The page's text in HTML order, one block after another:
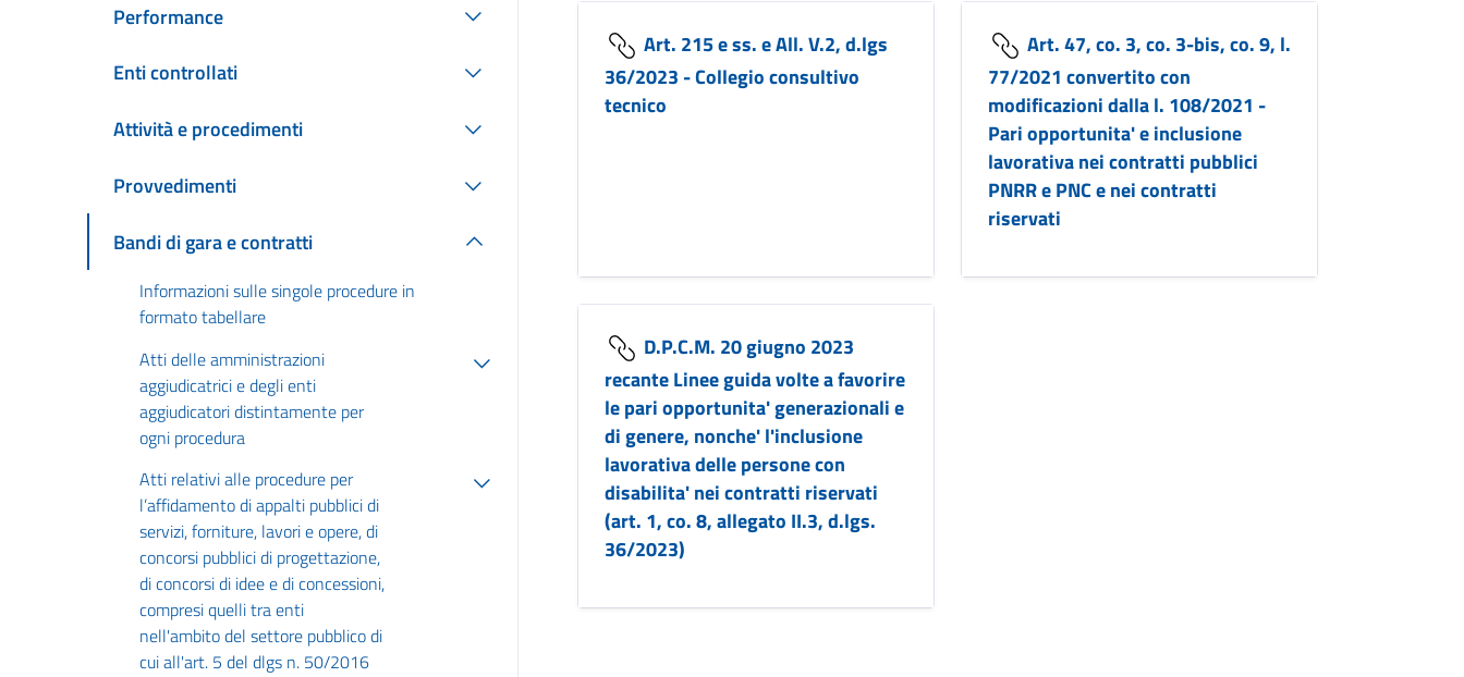
Performance
Enti controllati
Attività e procedimenti
Provvedimenti
Bandi di gara e contratti
Informazioni sulle singole procedure in
formato tabellare
Atti delle amministrazioni
aggiudicatrici e degli enti
aggiudicatori distintamente per
ogni procedura
Atti relativi alle procedure per
l’affidamento di appalti pubblici di
servizi, forniture, lavori e opere, di
concorsi pubblici di progettazione,
di concorsi di idee e di concessioni,
compresi quelli tra enti
nell'ambito del settore pubblico di
cui all'art. 5 del dlgs n. 50/2016
Art. 215 e ss. e All. V.2, d.lgs
36/2023 - Collegio consultivo
tecnico
Art. 47, co. 3, co. 3-bis, co. 9, l.
77/2021 convertito con
modificazioni dalla l. 108/2021 -
Pari opportunita' e inclusione
lavorativa nei contratti pubblici
PNRR e PNC e nei contratti
riservati
D.P.C.M. 20 giugno 2023
recante Linee guida volte a favorire
le pari opportunita' generazionali e
di genere, nonche' l'inclusione
lavorativa delle persone con
disabilita' nei contratti riservati
(art. 1, co. 8, allegato II.3, d.lgs.
36/2023)